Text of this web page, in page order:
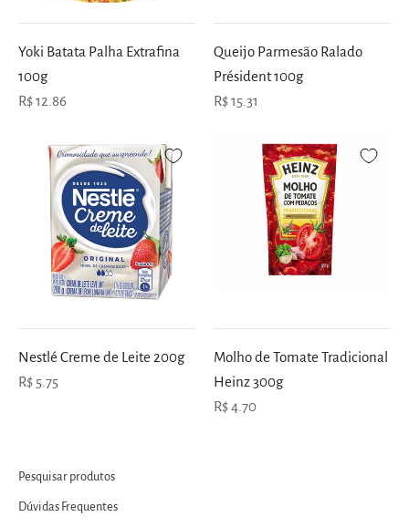
Yoki Batata Palha Extrafina
100g
R$ 12.86
Queijo Parmesão Ralado
Président 100g
R$ 15.31
Nestlé Creme de Leite 200g
R$ 5.75
Molho de Tomate Tradicional
Heinz 300g
R$ 4.70
Pesquisar produtos
Dúvidas Frequentes